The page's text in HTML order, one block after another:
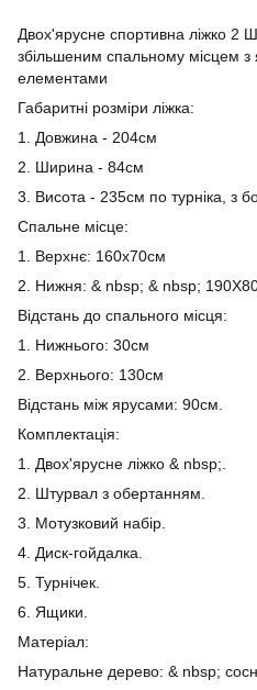
Двох'ярусне спортивна ліжко 2
збільшеним спальному місцем з
елементами
Габаритні розміри ліжка:
1. Довжина - 204см
2. Ширина - 84см
3. Висота - 235см по турніка, з
Спальне місце:
1. Верхнє: 160х70см
2. Нижня: & nbsp; & nbsp;
Відстань до спального місця:
1. Нижнього: 30см
2. Верхнього: 130см
Відстань між ярусами: 90см.
Комплектація:
1. Двох'ярусне ліжко & nbsp;.
2. Штурвал з обертанням.
3. Мотузковий набір.
4. Диск-гойдалка.
5. Турнічек.
6. Ящики.
Матеріал:
Натуральне дерево: & nbsp;